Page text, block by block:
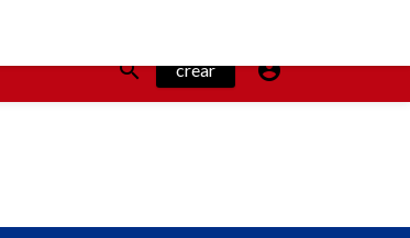
 crear 